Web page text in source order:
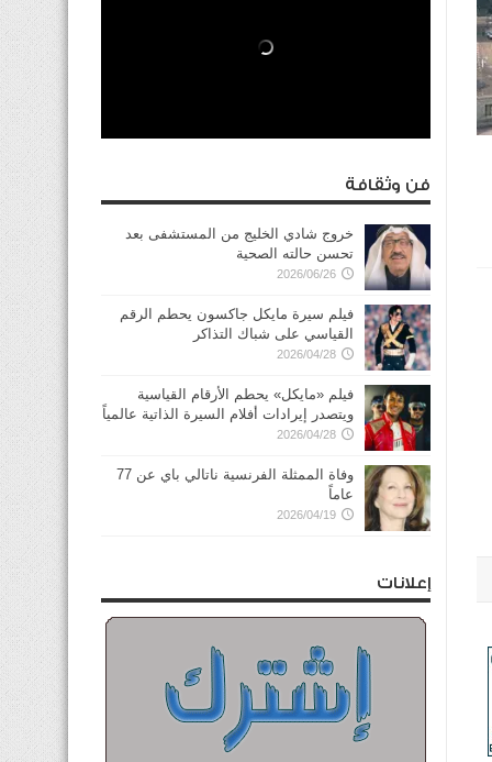
فن وثقافة
خروج شادي الخليج من المستشفى بعد
تحسن حالته الصحية
2026/06/26
فيلم سيرة مايكل جاكسون يحطم الرقم
القياسي على شباك التذاكر
2026/04/28
فيلم «مايكل» يحطم الأرقام القياسية
ويتصدر إيرادات أفلام السيرة الذاتية عالمياً
2026/04/28
وفاة الممثلة الفرنسية ناتالي باي عن 77
عاماً
2026/04/19
إعلانات